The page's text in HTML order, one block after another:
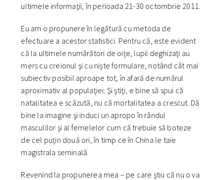
ultimele informaţii, în perioada 21-30 octombrie 2011.
Eu am o propunere în legătură cu metoda de
efectuare a acestor statistici. Pentru că, este evident
că la ultimele numărători de oiţe, lupii deghizaţi au
mers cu creionul şi cu nişte formulare, notând cât mai
subiectiv posibil aproape tot, în afară de numărul
aproximativ al populaţiei. Şi ştiţi, e bine să spui că
natalitatea e scăzută, nu că mortalitatea a crescut. Dă
bine la imagine şi induci un apropo în rândul
masculilor şi al femelelor cum că trebuie să boteze
de cel puţin două ori, în timp ce în China le taie
magistrala seminală.
Revenind la propunerea mea – pe care ştiu că nu o va